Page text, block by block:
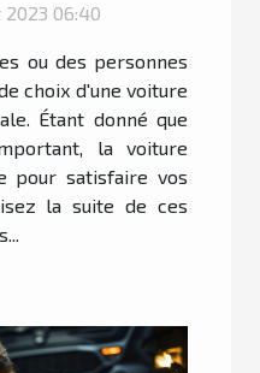
06:40
ou des personnes
choix d'une voiture
Étant donné que
la voiture
pour satisfaire vos
la suite de ces